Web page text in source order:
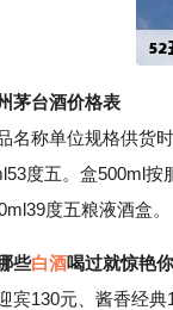
茅台酒价格表
称单位规格供货时
度五。盒500ml按
度五粮液酒盒。
些白酒喝过就惊艳
130元、酱香经典